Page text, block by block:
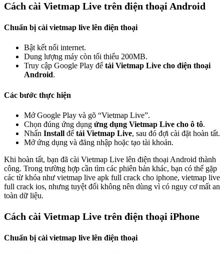
Cách cài Vietmap Live trên điện thoại Android
Chuẩn bị cài vietmap live lên điện thoại
Bật kết nối internet.
Dung lượng máy còn tối thiểu 200MB.
Truy cập Google Play để tải Vietmap Live cho điện thoại
Android.
Các bước thực hiện
Mở Google Play và gõ “Vietmap Live”.
Chọn đúng ứng dụng ứng dụng Vietmap Live cho ô tô.
Nhấn Install để tải Vietmap Live, sau đó đợi cài đặt hoàn tất.
Mở ứng dụng và đăng nhập hoặc tạo tài khoản.
Khi hoàn tất, bạn đã cài Vietmap Live lên điện thoại Android thành
công. Trong trường hợp cần tìm các phiên bản khác, bạn có thể gặp
các từ khóa như vietmap live apk full crack cho iphone, vietmap live
full crack ios, nhưng tuyệt đối không nên dùng vì có nguy cơ mất an
toàn dữ liệu.
Cách cài Vietmap Live trên điện thoại iPhone
Chuẩn bị cài vietmap live lên điện thoại